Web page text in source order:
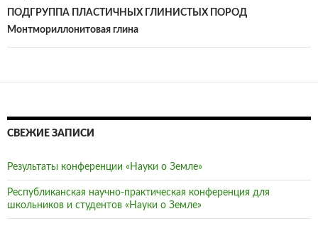
ПОДГРУППА ПЛАСТИЧНЫХ ГЛИНИСТЫХ ПОРОД
Монтмориллонитовая глина
СВЕЖИЕ ЗАПИСИ
Результаты конференции «Науки о Земле»
Республиканская научно-практическая конференция для
школьников и студентов «Науки о Земле»